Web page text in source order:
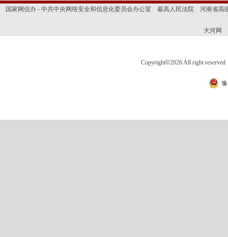
国家网信办 - 中共中央网络安全和信息化委员会办公室 最高人民法院 河南省高
大河网
Copyright©2026 All right